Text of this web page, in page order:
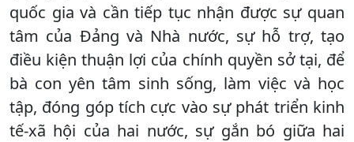
quốc gia và cần tiếp tục nhận được sự quan
tâm của Đảng và Nhà nước, sự hỗ trợ, tạo
điều kiện thuận lợi của chính quyền sở tại, để
bà con yên tâm sinh sống, làm việc và học
tập, đóng góp tích cực vào sự phát triển kinh
tế-xã hội của hai nước, sự gắn bó giữa hai